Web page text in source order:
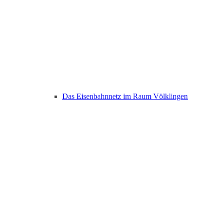
Das Eisenbahnnetz im Raum Völklingen